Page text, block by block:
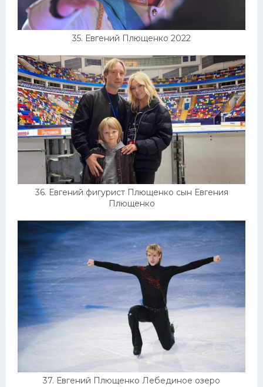
35. Евгений Плющенко 2022
36. Евгений фигурист Плющенко сын Евгения
Плющенко
37. Евгений Плющенко Лебединое озеро